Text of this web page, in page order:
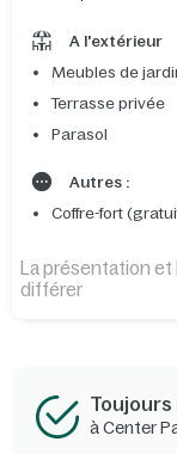
A l'extérieur
Meubles de
Terrasse privée
Parasol
Autres :
Coffre-fort
La présentation
différer
Toujours
à Center